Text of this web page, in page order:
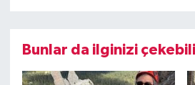
Bunlar da ilginizi